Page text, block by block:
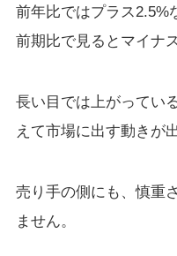
前年比ではプラス2.5%
前期比で見るとマイナ
長い目では上がってい
えて市場に出す動きが
売り手の側にも、慎重
ません。